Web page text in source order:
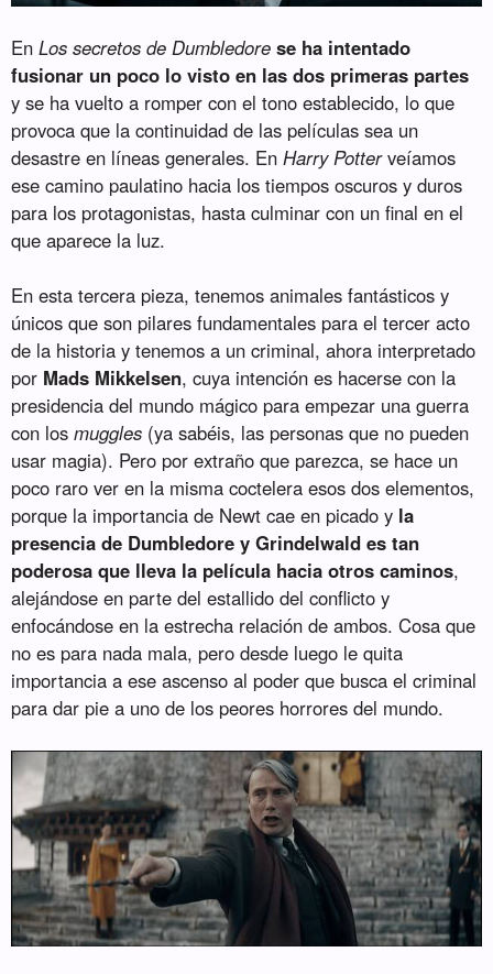
EnLos secretos de Dumbledore se ha intentado
fusionar un poco lo visto en las dos primeras partes
y se ha vuelto a romper con el tono establecido, lo que
provoca que la continuidad de las películas sea un
desastre en líneas generales. EnHarry Potterveíamos
ese camino paulatino hacia los tiempos oscuros y duros
para los protagonistas, hasta culminar con un final en el
que aparece la luz.
En esta tercera pieza, tenemos animales fantásticos y
únicos que son pilares fundamentales para el tercer acto
de la historia y tenemos a un criminal, ahora interpretado
por Mads Mikkelsen, cuya intención es hacerse con la
presidencia del mundo mágico para empezar una guerra
con losmuggles (ya sabéis, las personas que no pueden
usar magia). Pero por extraño que parezca, se hace un
poco raro ver en la misma coctelera esos dos elementos,
porque la importancia de Newt cae en picado y la
presencia de Dumbledore y Grindelwald es tan
poderosa que lleva la película hacia otros caminos,
alejándose en parte del estallido del conflicto y
enfocándose en la estrecha relación de ambos. Cosa que
no es para nada mala, pero desde luego le quita
importancia a ese ascenso al poder que busca el criminal
para dar pie a uno de los peores horrores del mundo.